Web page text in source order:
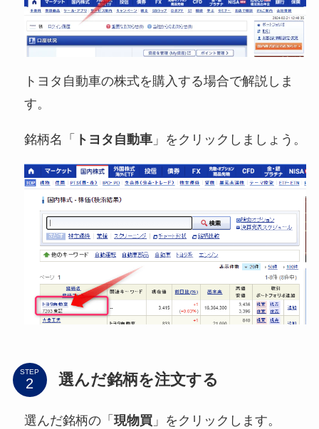
トヨタ自動車の株式を購入する場合で解説しま
す。
銘柄名「 トヨタ自動車」をクリックしましょう。
STEP 選んだ銘柄を注文する
選んだ銘柄の「 現物買」をクリックします。